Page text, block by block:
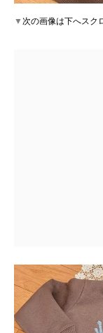
▼次の画像は下へスク